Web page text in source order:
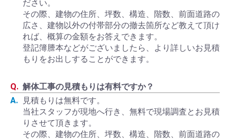
ださい。
その際、建物の住所、坪数、構造、階数、前面道路の
広さ、建物以外の付帯部分の撤去箇所など教えて頂け
れば、概算の金額をお答えできます。
登記簿謄本などがございましたら、より詳しいお見積
もりをお出しすることができます。
解体工事の見積もりは有料ですか？
見積もりは無料です。
当社スタッフが現地へ行き、無料で現場調査とお見積
りさせて頂きます。
その際、建物の住所、坪数、構造、階数、前面道路の